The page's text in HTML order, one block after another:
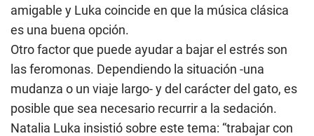
amigable y Luka coincide en que la música clásica
es una buena opción.
Otro factor que puede ayudar a bajar el estrés son
las feromonas. Dependiendo la situación -una
mudanza o un viaje largo- y del carácter del gato, es
posible que sea necesario recurrir a la sedación.
Natalia Luka insistió sobre este tema: “trabajar con